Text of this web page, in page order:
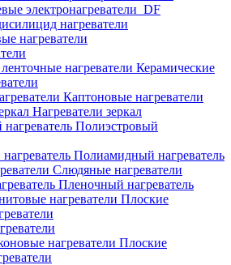
электронагреватели_DF
нагреватели
нагреватели
Керамические
Каптоновые нагреватели
Нагреватели зеркал
Полиэстровый
Полиамидный нагреватель
Слюдяные нагреватели
Пленочный нагреватель
Плоские
Плоские